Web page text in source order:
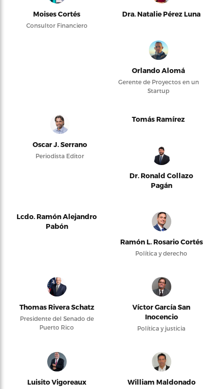
Moises Cortés
Consultor Financiero
Dra. Natalie Pérez Luna
Orlando Alomá
Gerente de Proyectos en un
Startup
Oscar J. Serrano
Periodista Editor
Tomás Ramírez
Dr. Ronald Collazo
Pagán
Lcdo. Ramón Alejandro
Pabón
Ramón L. Rosario Cortés
Política y derecho
Thomas Rivera Schatz
Presidente del Senado de
Puerto Rico
Víctor García San
Inocencio
Política y justicia
Luisito Vigoreaux William Maldonado